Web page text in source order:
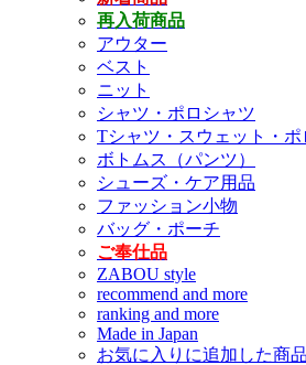
再入荷商品
アウター
ベスト
ニット
シャツ・ポロシャツ
Tシャツ・スウェット・ポ
ボトムス（パンツ）
シューズ・ケア用品
ファッション小物
バッグ・ポーチ
ご奉仕品
ZABOU style
recommend and more
ranking and more
Made in Japan
お気に入りに追加した商品